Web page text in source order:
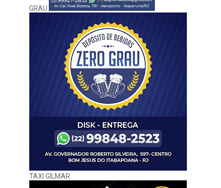
GRAU
TAXI GILMAR